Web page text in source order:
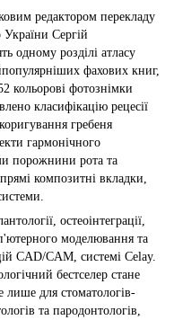
редактором перекладу
Сергій
одному розділі атласу
фахових книг,
кольорові фотознімки
класифікацію рецесії
гребеня
гармонічного
порожнини рота та
композитні вкладки,
остеоінтеграції,
моделювання та
CAD/CAM, системі Celay.
бестселер стане
для стоматологів-
та пародонтологів,